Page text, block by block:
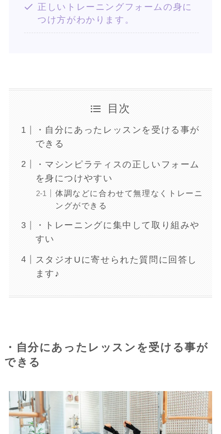
正しいトレーニングフォームの身に
つけ方がわかります。
目次
・自分にあったレッスンを受ける事が
できる
・マシンピラティスの正しいフォーム
を身につけやすい
体調などに合わせて無理なくトレーニ
ングができる
・トレーニングに集中して取り組みや
すい
スタジオUに寄せられた質問に回答し
ます♪
・自分にあったレッスンを受ける事が
できる